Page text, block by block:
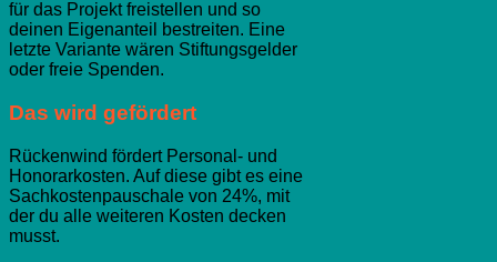
für das Projekt freistellen und so
deinen Eigenanteil bestreiten. Eine
letzte Variante wären Stiftungsgelder
oder freie Spenden.
Das wird gefördert
Rückenwind fördert Personal- und
Honorarkosten. Auf diese gibt es eine
Sachkostenpauschale von 24%, mit
der du alle weiteren Kosten decken
musst.